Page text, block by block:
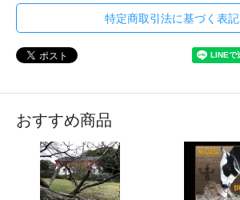
特定商取引法に基づく表記
おすすめ商品